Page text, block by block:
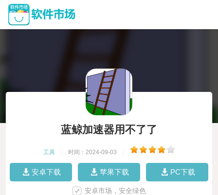
蓝鲸加速器用不了了
工具 时间：2024-09-03
安卓下载 苹果下载 PC下载
安卓市场，安全绿色